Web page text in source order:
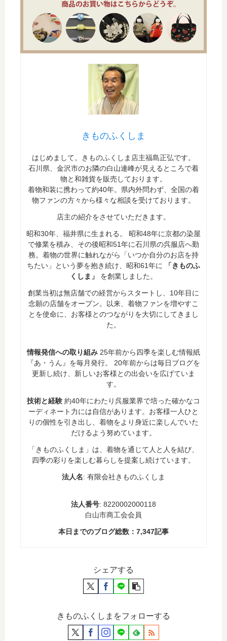
きものふくしま
はじめまして。きものふくしま店主福島正弘です。
石川県、金沢市のお隣の白山連峰が見えるところで着
物と和雑貨を販売しております。
着物和装に携わって約40年。県内外問わず、全国の着
物ファンの方々から様々な相談を受けております。
店主の紹介をさせていただきます。
昭和30年、福井県に生まれる。 昭和48年に京都の染屋
で修業を積み、その後昭和51年に石川県の呉服店へ勤
務。着物の世界に触れながら「いつか自分のお店を持
ちたい」という夢を抱き続け、昭和61年に
「きものふ
くしま」
を創業しました。
創業当初は無店舗での経営からスタートし、10年目に
念願の店舗をオープン。以来、着物ファンを増やすこ
とを使命に、お客様とのつながりを大切にしてきまし
た。
情報発信への取り組み 25年前から四季を楽しむ情報紙
『あ・うん』を毎月発行。 20年前からは毎日ブログを
更新し続け、新しいお客様との出会いを広げていま
す。
技術と経験 約40年にわたり呉服業界で培った確かなコ
ーディネート力には自信があります。お客様一人ひと
りの個性を引き出し、着物をより身近に楽しんでいた
だけるよう努めています。
「きものふくしま」は、着物を通じて人と人を結び、
四季の彩りを楽しむ暮らしを提案し続けています。
法人名: 有限会社きものふくしま
法人番号: 8220002000118
白山市商工会会員
本日までのブログ総数： 7,347記事
シェアする
きものふくしまをフォローする